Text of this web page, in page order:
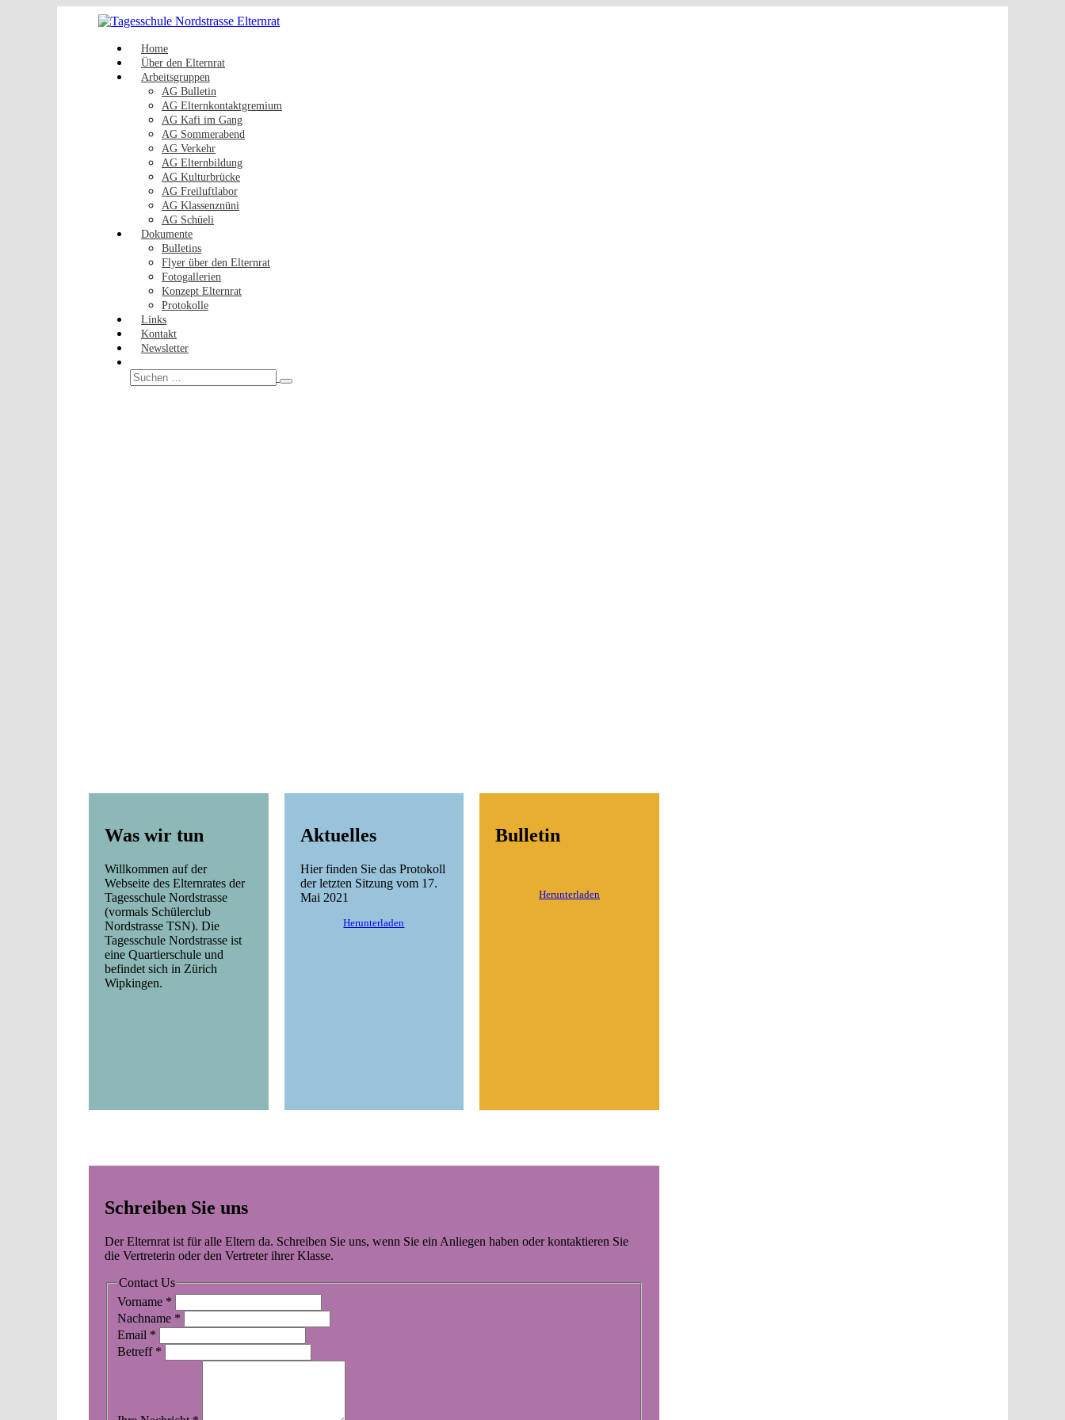
Home
Über den Elternrat
Arbeitsgruppen
AG Bulletin
AG Elternkontaktgremium
AG Kafi im Gang
AG Sommerabend
AG Verkehr
AG Elternbildung
AG Kulturbrücke
AG Freiluftlabor
AG Klassenznüni
AG Schüeli
Dokumente
Bulletins
Flyer über den Elternrat
Fotogallerien
Konzept Elternrat
Protokolle
Links
Kontakt
Newsletter
Schalter
Suchen
nach:
Was wir tun
Willkommen auf der
Webseite des Elternrates der
Tagesschule Nordstrasse
(vormals Schülerclub
Nordstrasse TSN). Die
Tagesschule Nordstrasse ist
eine Quartierschule und
befindet sich in Zürich
Wipkingen.
Aktuelles
Hier finden Sie das Protokoll
der letzten Sitzung vom 17.
Mai 2021
Herunterladen
Bulletin
Herunterladen
Schreiben Sie uns
Der Elternrat ist für alle Eltern da. Schreiben Sie uns, wenn Sie ein Anliegen haben oder kontaktieren Sie
die Vertreterin oder den Vertreter ihrer Klasse.
Contact Us
Vorname *
Nachname *
Email *
Betreff *